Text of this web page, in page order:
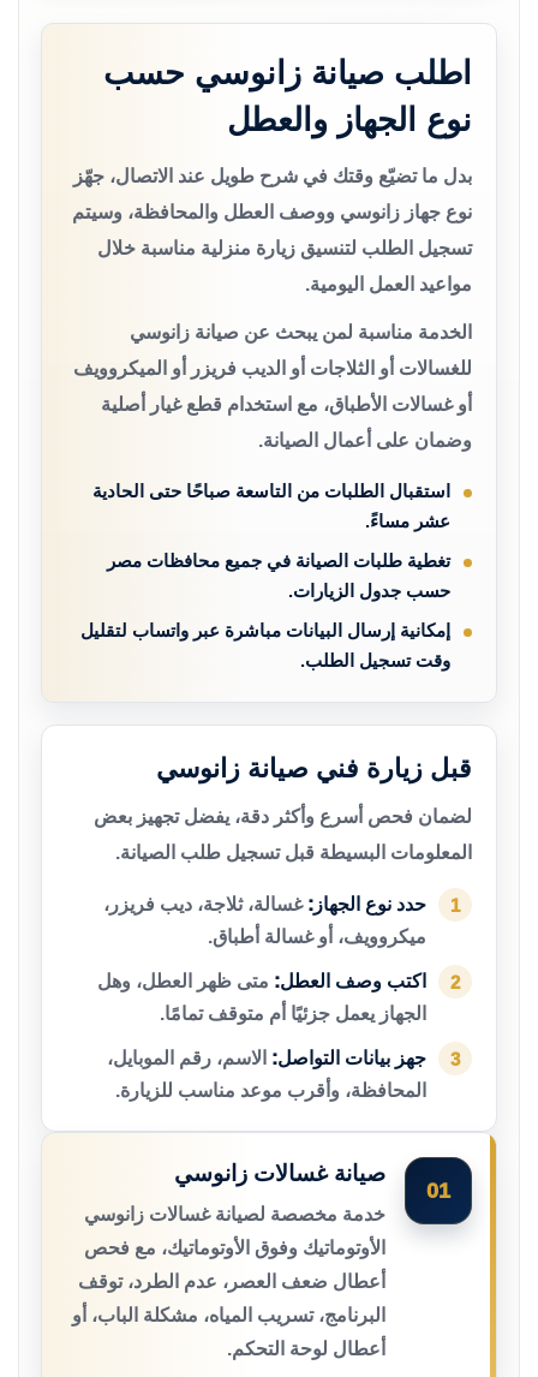
اطلب صيانة زانوسي حسب
نوع الجهاز والعطل
بدل ما تضيّع وقتك في شرح طويل عند الاتصال، جهّز
نوع جهاز زانوسي ووصف العطل والمحافظة، وسيتم
تسجيل الطلب لتنسيق زيارة منزلية مناسبة خلال
مواعيد العمل اليومية.
الخدمة مناسبة لمن يبحث عن صيانة زانوسي
للغسالات أو الثلاجات أو الديب فريزر أو الميكروويف
أو غسالات الأطباق، مع استخدام قطع غيار أصلية
وضمان على أعمال الصيانة.
استقبال الطلبات من التاسعة صباحًا حتى الحادية
عشر مساءً.
تغطية طلبات الصيانة في جميع محافظات مصر
حسب جدول الزيارات.
إمكانية إرسال البيانات مباشرة عبر واتساب لتقليل
وقت تسجيل الطلب.
قبل زيارة فني صيانة زانوسي
لضمان فحص أسرع وأكثر دقة، يفضل تجهيز بعض
المعلومات البسيطة قبل تسجيل طلب الصيانة.
1 حدد نوع الجهاز: غسالة، ثلاجة، ديب فريزر،
ميكروويف، أو غسالة أطباق.
2 اكتب وصف العطل: متى ظهر العطل، وهل
الجهاز يعمل جزئيًا أم متوقف تمامًا.
3 جهز بيانات التواصل: الاسم، رقم الموبايل،
المحافظة، وأقرب موعد مناسب للزيارة.
01
صيانة غسالات زانوسي
خدمة مخصصة لصيانة غسالات زانوسي
الأوتوماتيك وفوق الأوتوماتيك، مع فحص
أعطال ضعف العصر، عدم الطرد، توقف
البرنامج، تسريب المياه، مشكلة الباب، أو
أعطال لوحة التحكم.